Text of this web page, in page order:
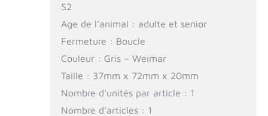
S2
Age de l’animal : adulte et senior
Fermeture : Boucle
Couleur : Gris – Weimar
Taille : 37mm x 72mm x 20mm
Nombre d’unités par article : 1
Nombre d’articles : 1